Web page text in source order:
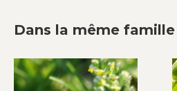
Dans la même famille